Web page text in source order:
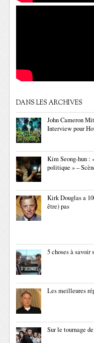
DANS LES ARCHIVES
John Cameron
Interview pour
Kim Seong-hun :
politique » –
Kirk Douglas a
être) pas
5 choses à savoir
Les meilleures
Sur le tournage